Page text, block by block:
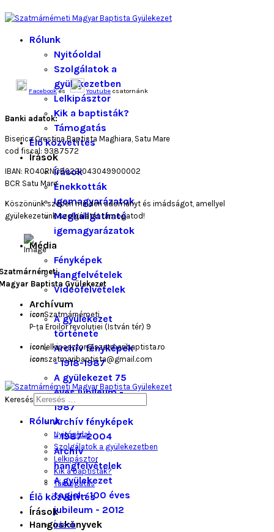
Rólunk
Nyitóoldal
Szolgálatok a
gyülekezetben
Lelkipásztor
Kik a baptisták?
Támogatás
Élő közvetítés
Írások
Írások
Énekkották
Igemagyarázatok
Meghallgatható
igemagyarázatok
Média
Fényképek
Hangfelvételek
Videófelvételek
Archívum
A gyülekezet
története
Archív fényképek
- 1918-1987
A gyülekezet 75
éves jubileum -
1987
Archív fényképek
- 1987-2004
Archív
hangfelvételek
A gyülekezet
tagjai - 100 éves
jubileum - 2012
Hangoskönyvek
Facebookés Youtube csatornánk
Banki adatok:
Biserica Crestina Baptista Maghiara, Satu Mare
cod fiscal: 9387572
IBAN: RO40RNCB0221043049900002
BCR Satu Mare
Köszönünk szépen minden adományt és imádságot, amellyel
gyülekezetünk szolgálatát támogatod!
Baptista Gyülekezet
iconSzatmárnémeti,
P-ța Eroilor revoluției (István tér) 9
iconlelkipasztor@szatmaribaptista.ro
iconszatmaribaptista@gmail.com
Keresés
Rólunk
Nyitóoldal
Szolgálatok a gyülekezetben
Lelkipásztor
Kik a baptisták?
Támogatás
Élő közvetítés
Írások
Írások